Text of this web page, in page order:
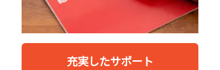
充実したサポート